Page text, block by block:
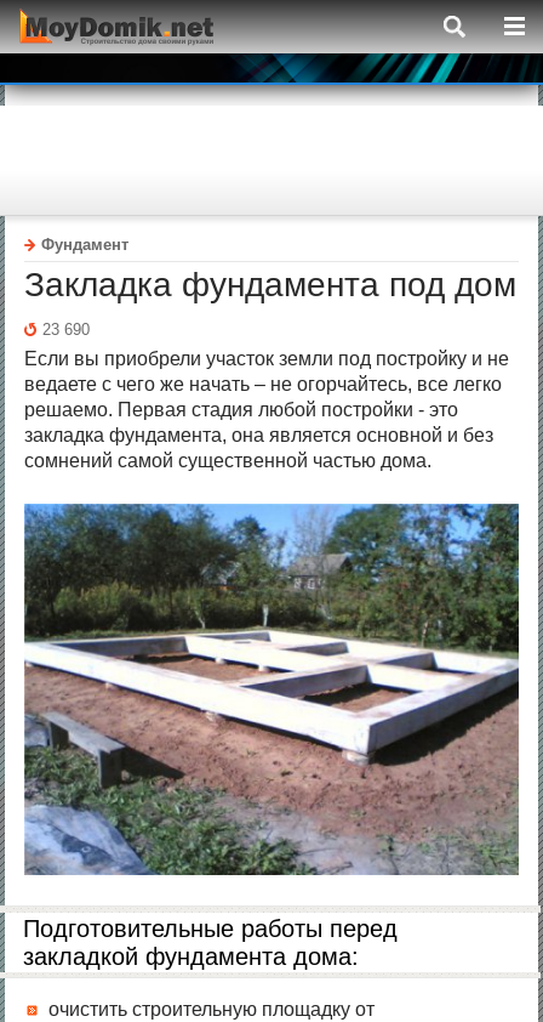
Фундамент
Закладка фундамента под дом
23 690
Если вы приобрели участок земли под постройку и не
ведаете с чего же начать – не огорчайтесь, все легко
решаемо. Первая стадия любой постройки - это
закладка фундамента, она является основной и без
сомнений самой существенной частью дома.
Подготовительные работы перед
закладкой фундамента дома:
очистить строительную площадку от